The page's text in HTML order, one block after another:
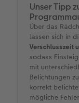
Unser Tipp
Über das
lassen sich in
Verschlusszeit
sodass
mit
Belichtungen
korrekt
mögliche